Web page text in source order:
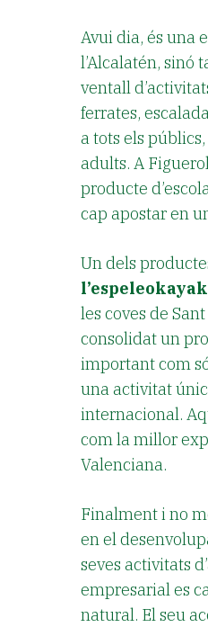
Avui dia, és una
l’Alcalatén, sinó
ventall
ferrates,
a tots els
adults. A
producte
cap apostar en
Un dels
l’espeleokayak
les coves de
consolidat un
important com
una activitat
internacional.
com la millor
Valenciana.
Finalment i no
en el
seves activitats
empresarial es
natural. El seu